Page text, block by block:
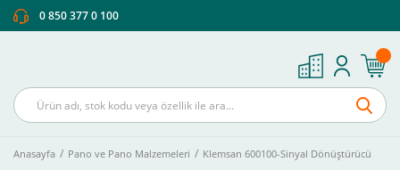
0 850 377 0 100
Anasayfa Pano ve Pano Malzemeleri Klemsan 600100-Sinyal Dönüştürücü